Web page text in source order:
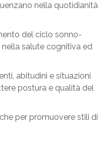
nella quotidianità
del ciclo sonno-
salute cognitiva ed
abitudini e situazioni
postura e qualità del
per promuovere stili di